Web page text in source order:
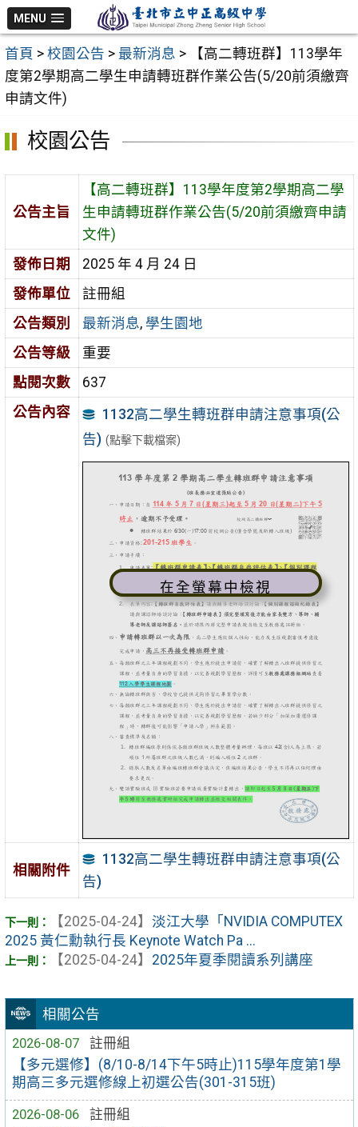
跳
至
主
要
內
MENU
首頁 > 校園公告 > 最新消息 >
【高二轉班群】113學年
度第2學期高二學生申請轉班群作業公告(5/20前須繳齊
申請文件)
相關公告
2026-08-07
註冊組
【多元選修】(8/10-8/14下午5時止)115學年度第1學
期高三多元選修線上初選公告(301-315班)
2026-08-06
註冊組
校園公告
公告主旨
【高二轉班群】113學年度第2學期高二學
生申請轉班群作業公告(5/20前須繳齊申請
文件)
發佈日期
2025 年 4 月 24 日
發佈單位
註冊組
公告類別
最新消息, 學生園地
公告等級
重要
點閱次數
637
公告內容
1132高二學生轉班群申請注意事項(公
告) (點擊下載檔案)
在全螢幕中檢視
相關附件
1132高二學生轉班群申請注意事項(公
告)
【2025-04-24】 淡江大學「NVIDIA COMPUTEX
2025 黃仁勳執行長 Keynote Watch Pa ...
【2025-04-24】 2025年夏季閱讀系列講座